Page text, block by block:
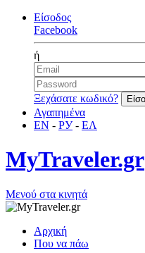
Είσοδος
Facebook
ή
Ξεχάσατε κωδικό?
Αγαπημένα
EN - РУ- ΕΛ
MyTraveler.gr
Μενού στα κινητά
Αρχική
Που να πάω